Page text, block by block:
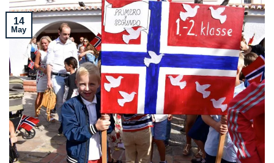
14
May